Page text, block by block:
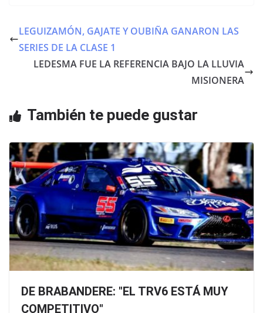
e
b
o
er s
A
p
LEGUIZAMÓN, GAJATE Y OUBIÑA GANARON LAS
SERIES DE LA CLASE 1
LEDESMA FUE LA REFERENCIA BAJO LA LLUVIA
MISIONERA
También te puede gustar
DE BRABANDERE: "EL TRV6 ESTÁ MUY
COMPETITIVO"